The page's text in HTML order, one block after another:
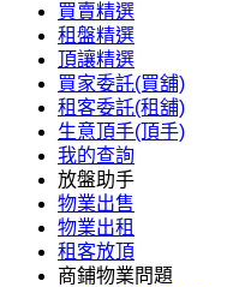
買賣精選
租盤精選
頂讓精選
買家委託(買舖)
租客委託(租舖)
生意頂手(頂手)
我的查詢
放盤助手
物業出售
物業出租
租客放頂
商鋪物業問題